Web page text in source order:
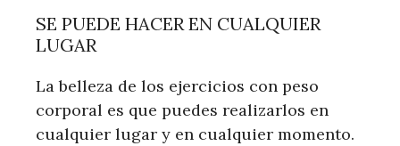
SE PUEDE HACER EN CUALQUIER
LUGAR
La belleza de los ejercicios con peso
corporal es que puedes realizarlos en
cualquier lugar y en cualquier momento.